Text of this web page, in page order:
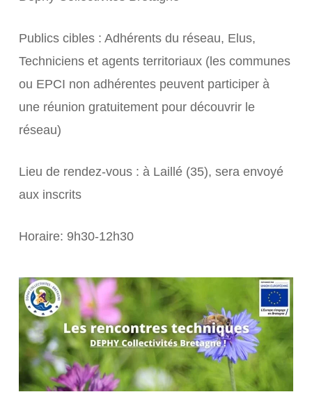
Publics cibles : Adhérents du réseau, Elus,
Techniciens et agents territoriaux (les communes
ou EPCI non adhérentes peuvent participer à
une réunion gratuitement pour découvrir le
réseau)
Lieu de rendez-vous : à Laillé (35), sera envoyé
aux inscrits
Horaire: 9h30-12h30